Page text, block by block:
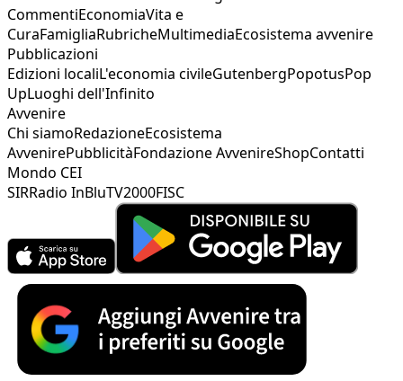
CommentiEconomiaVita e
CuraFamigliaRubricheMultimediaEcosistema avvenire
Pubblicazioni
Edizioni localiL'economia civileGutenbergPopotusPop
UpLuoghi dell'Infinito
Avvenire
Chi siamoRedazioneEcosistema
AvvenirePubblicitàFondazione AvvenireShopContatti
Mondo CEI
SIRRadio InBluTV2000FISC